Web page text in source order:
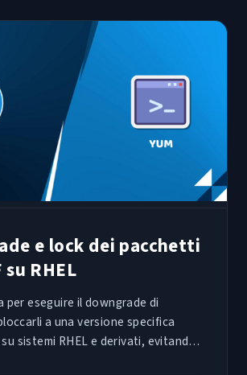
e lock dei pacchetti
su RHEL
per eseguire il downgrade di
a una versione specifica
sistemi RHEL e derivati, evitando